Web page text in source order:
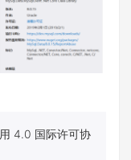
4.0 国际许可协